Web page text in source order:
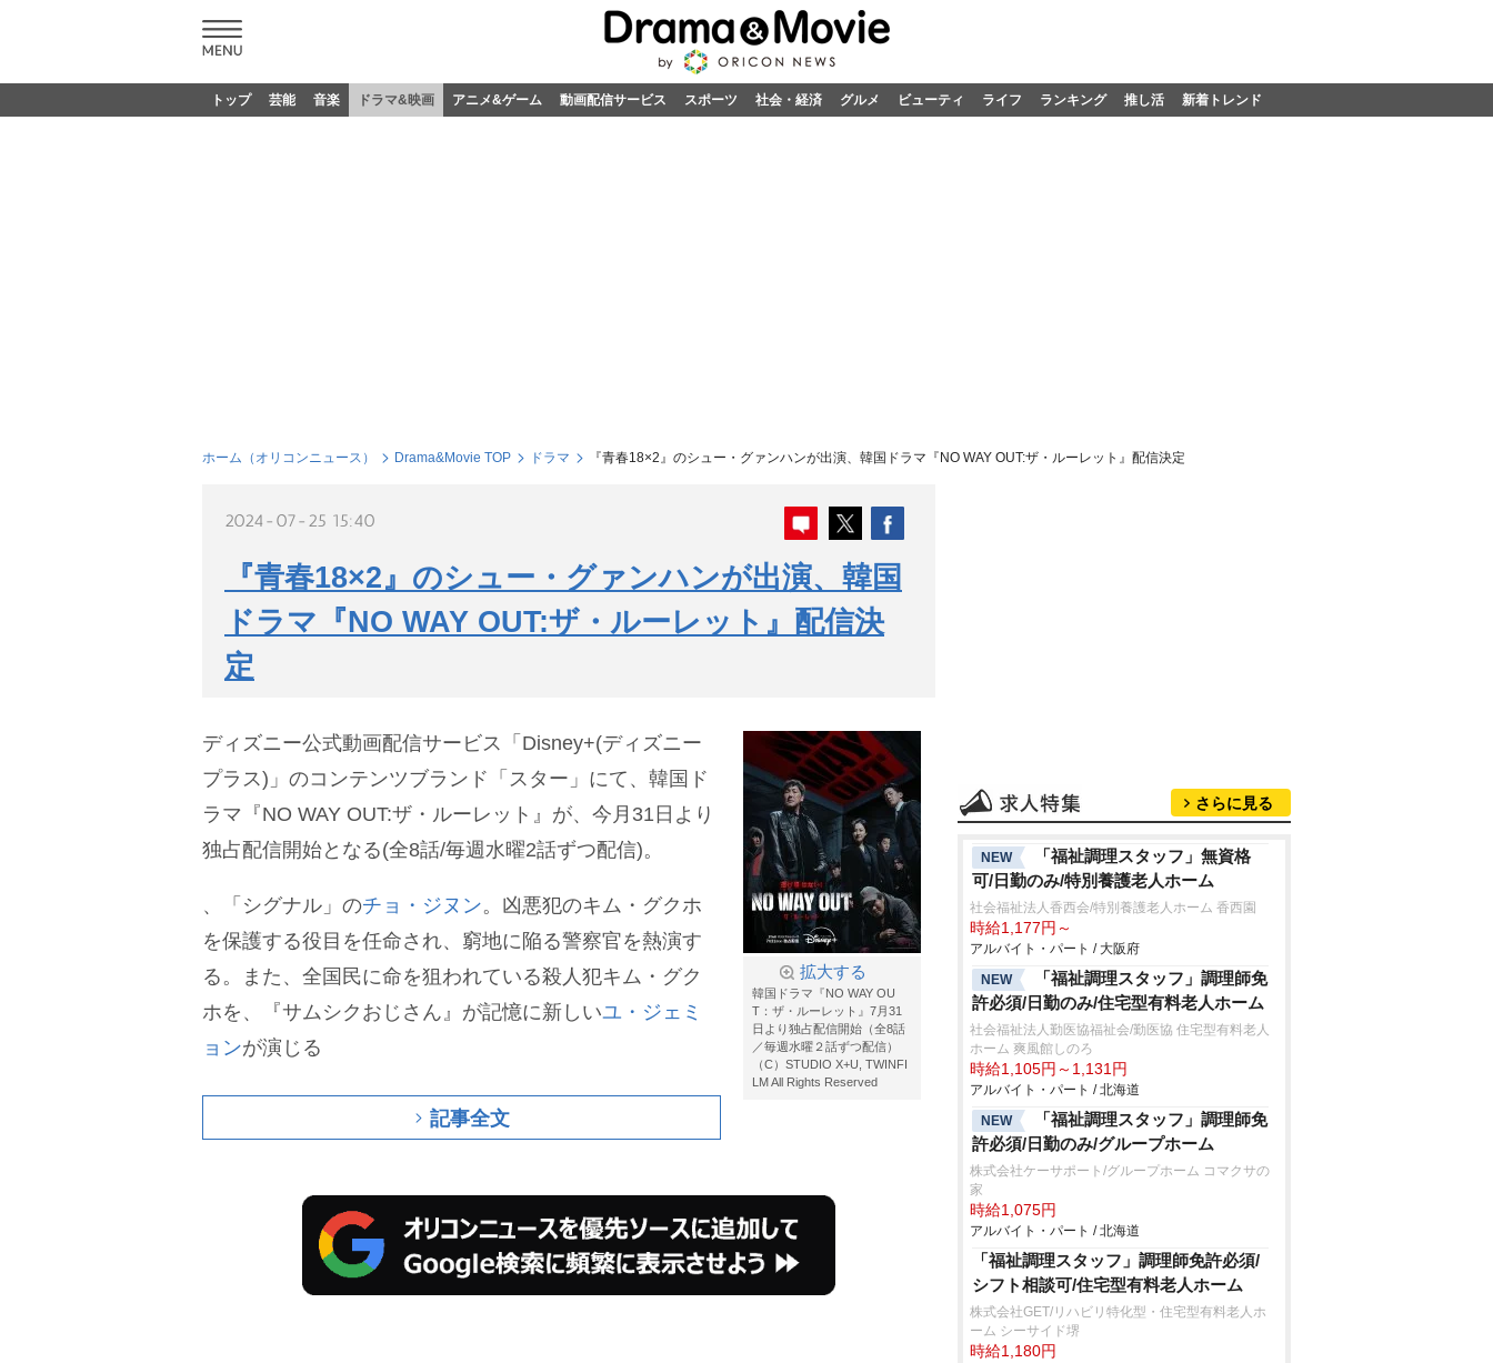
トップ 芸能 音楽 ドラマ&映画 アニメ&ゲーム 動画配信サービス スポーツ 社会・経済 グルメ ビューティ ライフ ランキング 推し活 新着トレンド
ホーム（オリコンニュース） Drama&Movie TOP ドラマ 『青春18×2』のシュー・グァンハンが出演、韓国ドラマ『NO WAY OUT:ザ・ルーレット』配信決定
2024-07-25 15:40
『青春18×2』のシュー・グァンハンが出演、韓国
ドラマ『NO WAY OUT:ザ・ルーレット』配信決
定
拡大する
韓国ドラマ『NO WAY OU
T：ザ・ルーレット』7月31
日より独占配信開始（全8話
／毎週水曜２話ずつ配信）
（C）STUDIO X+U, TWINFI
LM All Rights Reserved
ディズニー公式動画配信サービス「Disney+(ディズニー
プラス)」のコンテンツブランド「スター」にて、韓国ド
ラマ『NO WAY OUT:ザ・ルーレット』が、今月31日より
独占配信開始となる(全8話/毎週水曜2話ずつ配信)。
、「シグナル」のチョ・ジヌン。凶悪犯のキム・グクホ
を保護する役目を任命され、窮地に陥る警察官を熱演す
る。また、全国民に命を狙われている殺人犯キム・グク
ホを、『サムシクおじさん』が記憶に新しいユ・ジェミ
ョンが演じる
記事全文
さらに見る
NEW
「福祉調理スタッフ」無資格
可/日勤のみ/特別養護老人ホーム
社会福祉法人香西会/特別養護老人ホーム 香西園
時給1,177円～
アルバイト・パート / 大阪府
NEW
「福祉調理スタッフ」調理師免
許必須/日勤のみ/住宅型有料老人ホーム
社会福祉法人勤医協福祉会/勤医協 住宅型有料老人
ホーム 爽風館しのろ
時給1,105円～1,131円
アルバイト・パート / 北海道
NEW
「福祉調理スタッフ」調理師免
許必須/日勤のみ/グループホーム
株式会社ケーサポート/グループホーム コマクサの
家
時給1,075円
アルバイト・パート / 北海道
「福祉調理スタッフ」調理師免許必須/
シフト相談可/住宅型有料老人ホーム
株式会社GET/リハビリ特化型・住宅型有料老人ホ
ーム シーサイド堺
時給1,180円